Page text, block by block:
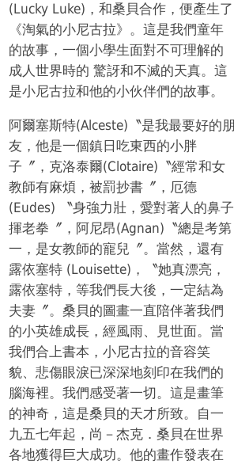
(Lucky Luke)，和桑貝合作，便產生了
《淘氣的小尼古拉》。這是我們童年
的故事，一個小學生面對不可理解的
成人世界時的 驚訝和不滅的天真。這
是小尼古拉和他的小伙伴們的故事。
阿爾塞斯特(Alceste)〝是我最要好的朋
友，他是一個鎮日吃東西的小胖
子〞，克洛泰爾(Clotaire)〝經常和女
教師有麻煩，被罰抄書〞，厄德
(Eudes) 〝身強力壯，愛對著人的鼻子
揮老拳〞，阿尼昂(Agnan)〝總是考第
一，是女教師的寵兒〞。當然，還有
露依塞特 (Louisette)，〝她真漂亮，
露依塞特，等我們長大後，一定結為
夫妻〞。桑貝的圖畫一直陪伴著我們
的小英雄成長，經風雨、見世面。當
我們合上書本，小尼古拉的音容笑
貌、悲傷眼淚已深深地刻印在我們的
腦海裡。我們感受著一切。這是畫筆
的神奇，這是桑貝的天才所致。自一
九五七年起，尚－杰克．桑貝在世界
各地獲得巨大成功。他的畫作發表在